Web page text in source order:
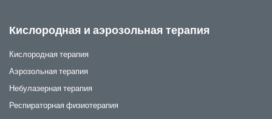
Кислородная и аэрозольная терапия
Кислородная терапия
Аэрозольная терапия
Небулазерная терапия
Респираторная физиотерапия